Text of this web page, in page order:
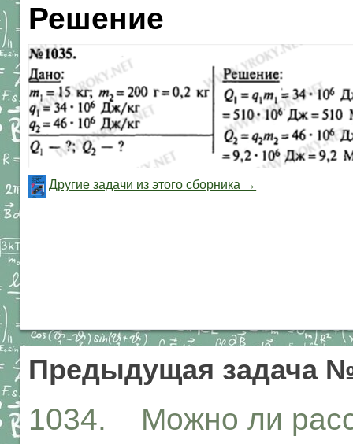
Решение
Другие задачи из этого сборника →
Предыдущая задача
1034. Можно ли